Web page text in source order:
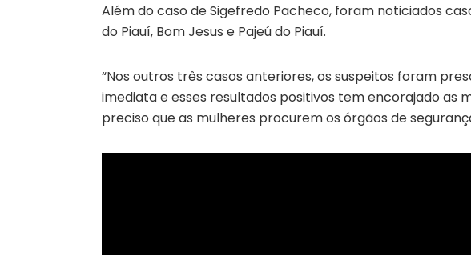
Além do caso de Sigefredo Pacheco, foram noticiados
do Piauí, Bom Jesus e Pajeú do Piauí.
“Nos outros três casos anteriores, os suspeitos foram
imediata e esses resultados positivos tem encorajado as
preciso que as mulheres procurem os órgãos de